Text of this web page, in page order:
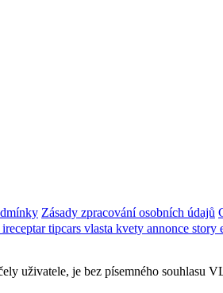
Zásady zpracování osobních údajů
ireceptartipcars vlasta kvety annonce story
uživatele, je bez písemného